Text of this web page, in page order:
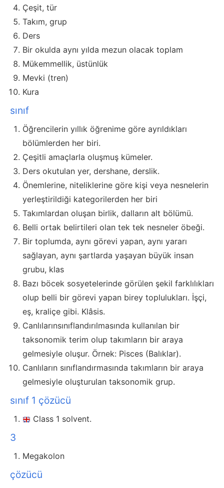
Çeşit, tür
Takım, grup
Ders
Bir okulda aynı yılda mezun olacak toplam
Mükemmellik, üstünlük
Mevki (tren)
Kura
sınıf
Öğrencilerin yıllık öğrenime göre ayrıldıkları
bölümlerden her biri.
Çeşitli amaçlarla oluşmuş kümeler.
Ders okutulan yer, dershane, derslik.
Önemlerine, niteliklerine göre kişi veya nesnelerin
yerleştirildiği kategorilerden her biri
Takımlardan oluşan birlik, dalların alt bölümü.
Belli ortak belirtileri olan tek tek nesneler öbeği.
Bir toplumda, aynı görevi yapan, aynı yararı
sağlayan, aynı şartlarda yaşayan büyük insan
grubu, klas
Bazı böcek sosyetelerinde görülen şekil farklılıkları
olup belli bir görevi yapan birey toplulukları. İşçi,
eş, kraliçe gibi. Klâsis.
Canlılarınsınıflandırılmasında kullanılan bir
taksonomik terim olup takımların bir araya
gelmesiyle oluşur. Örnek: Pisces (Balıklar).
Canlıların sınıflandırmasında takımların bir araya
gelmesiyle oluşturulan taksonomik grup.
sınıf 1 çözücü
Class 1 solvent.
3
Megakolon
çözücü